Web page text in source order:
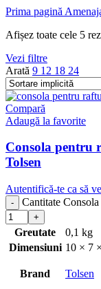
Prima pagină
Afișez toate cele 5
Vezi filtre
Arată 9 12 18 24
Compară
Adaugă la favorite
Consola pentru
Tolsen
Autentifică-te ca să
Cantitate
Greutate
0,1 kg
Dimensiuni 10 × 7
Brand Tolsen